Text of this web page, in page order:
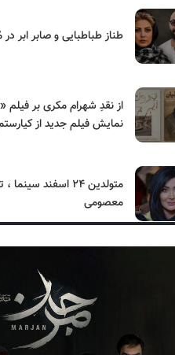
طناز طباطبایی و صابر ابر
از نقدِ شهرام مکری بر فیلم
نمایش فیلم جدید از
متولدین ۲۴ اسفند
معصومی